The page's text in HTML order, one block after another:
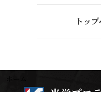
トッ